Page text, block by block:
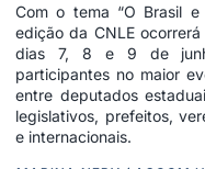
Com o tema “O Brasil e
edição da CNLE
dias 7, 8 e 9 de
participantes no maior
entre deputados
legislativos, prefeitos,
e internacionais.